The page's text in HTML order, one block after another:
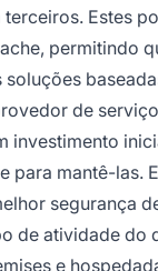
Estes
permitindo
de
investimento
para mantê-las.
segurança
de atividade do
e